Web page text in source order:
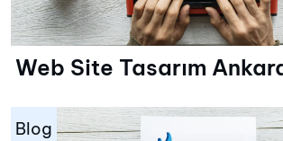
Web Site Tasarım
Blog